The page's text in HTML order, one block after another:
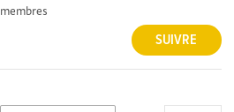
membres
SUIVRE